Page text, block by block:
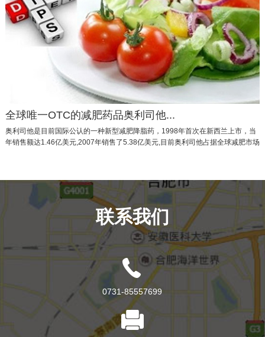
全球唯一OTC的减肥药品奥利司他...
奥利司他是目前国际公认的一种新型减肥降脂药，1998年首次在新西兰上市，当
年销售额达1.46亿美元,2007年销售了5.38亿美元,目前奥利司他占据全球减肥市场
联系我们
0731-85557699